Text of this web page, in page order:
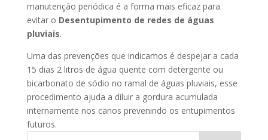
manutenção periódica é a forma mais eficaz para
evitar o Desentupimento de redes de águas
pluviais.
Uma das prevenções que indicamos é despejar a cada
15 dias 2 litros de água quente com detergente ou
bicarbonato de sódio no ramal de águas pluviais, esse
procedimento ajuda a diluir a gordura acumulada
internamente nos canos prevenindo os entupimentos
futuros.